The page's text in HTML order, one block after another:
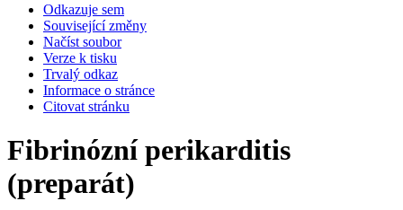
Odkazuje sem
Související změny
Načíst soubor
Verze k tisku
Trvalý odkaz
Informace o stránce
Citovat stránku
Fibrinózní perikarditis
(preparát)